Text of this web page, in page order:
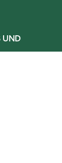
UND